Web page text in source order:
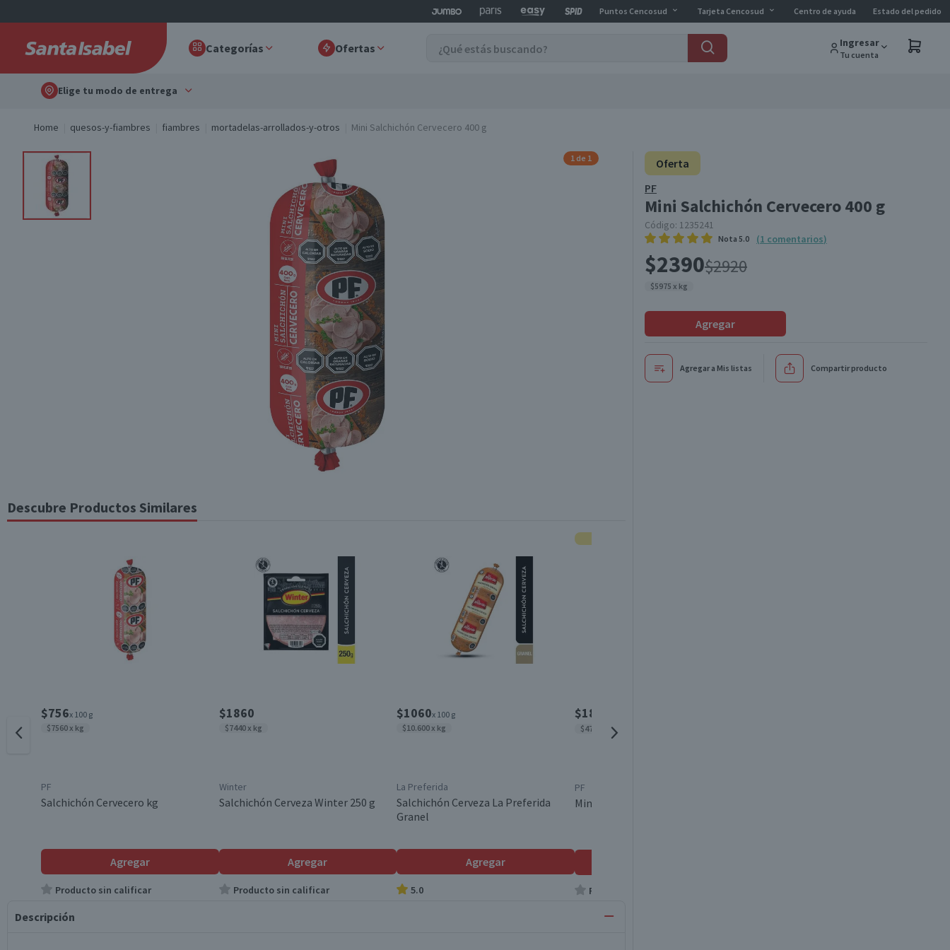
Puntos Cencosud Tarjeta Cencosud Centro de ayuda Estado del pedido
Categorías Ofertas Ingresar
Tu cuenta
Elige tu modo de entrega
Home quesos-y-fiambres fiambres mortadelas-arrollados-y-otros Mini Salchichón Cervecero 400 g
Oferta
PF
Mini Salchichón Cervecero 400 g
Código: 1235241
Nota 5.0 (1 comentarios)
$2390$2920
$5975 x kg
Agregar
Agregar a Mis listas Compartir producto
1 de 1
Descubre Productos Similares
$756x 100 g
$7560 x kg
PF
Salchichón Cervecero kg
Agregar
Producto sin calificar
$1860
$7440 x kg
Winter
Salchichón Cerveza Winter 250 g
Agregar
Producto sin calificar
$1060x 100 g
$10.600 x kg
La Preferida
Salchichón Cerveza La Preferida
Granel
Agregar
5.0
$1890
$4725 x kg
PF
Mini Mortadela Fina 400 g
Producto sin calificar
Descripción